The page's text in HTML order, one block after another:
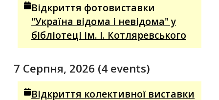
Відкриття фотовиставки
"Україна відома і невідома" у
бібліотеці ім. І. Котляревського
7 Серпня, 2026 (4 events)
Відкриття колективної виставки